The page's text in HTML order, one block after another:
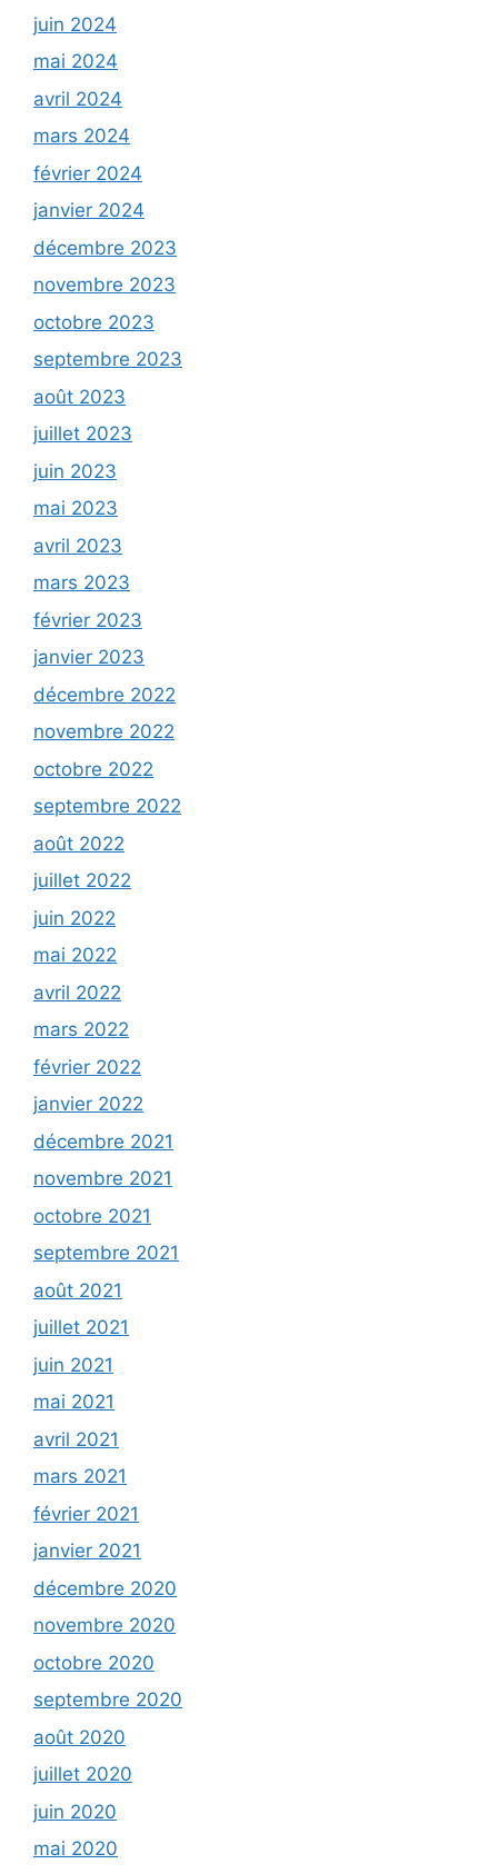
juin 2024
mai 2024
avril 2024
mars 2024
février 2024
janvier 2024
décembre 2023
novembre 2023
octobre 2023
septembre 2023
août 2023
juillet 2023
juin 2023
mai 2023
avril 2023
mars 2023
février 2023
janvier 2023
décembre 2022
novembre 2022
octobre 2022
septembre 2022
août 2022
juillet 2022
juin 2022
mai 2022
avril 2022
mars 2022
février 2022
janvier 2022
décembre 2021
novembre 2021
octobre 2021
septembre 2021
août 2021
juillet 2021
juin 2021
mai 2021
avril 2021
mars 2021
février 2021
janvier 2021
décembre 2020
novembre 2020
octobre 2020
septembre 2020
août 2020
juillet 2020
juin 2020
mai 2020